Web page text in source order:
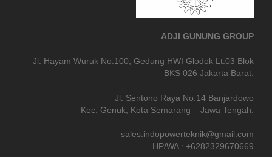
ADJI GUNUNG GROUP
Jl. Hayam Wuruk No.100, Gedung HWI Glodok Lt.03 Blok
BKS 026 Jakarta Barat.
Jl. Sentono Raya No.14 Banjardowo
Kec. Genuk, Kota Semarang – Jawa Tengah.
sales.indopowerteknik@gmail.com
HP/WA : +6282329670669